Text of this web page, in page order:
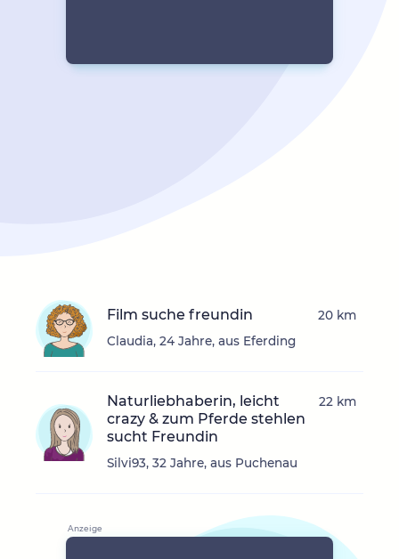
Film suche freundin
Claudia, 24 Jahre, aus Eferding
20 km
Naturliebhaberin, leicht
crazy & zum Pferde stehlen
sucht Freundin
Silvi93, 32 Jahre, aus Puchenau
22 km